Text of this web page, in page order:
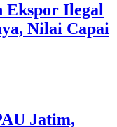
Ekspor Ilegal
Nilai Capai
Jatim,